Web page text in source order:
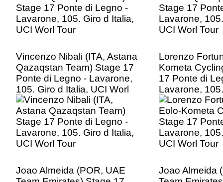
Vincenzo Nibali (ITA, Astana
Qazaqstan Team) Stage 17
Ponte di Legno - Lavarone,
105. Giro d Italia, UCI Worl
Tour
Lorenzo
Kometa
17 Ponte di
Lavarone,
UCI Worl Tour
Joao Almeida (POR, UAE
Joao Almeida